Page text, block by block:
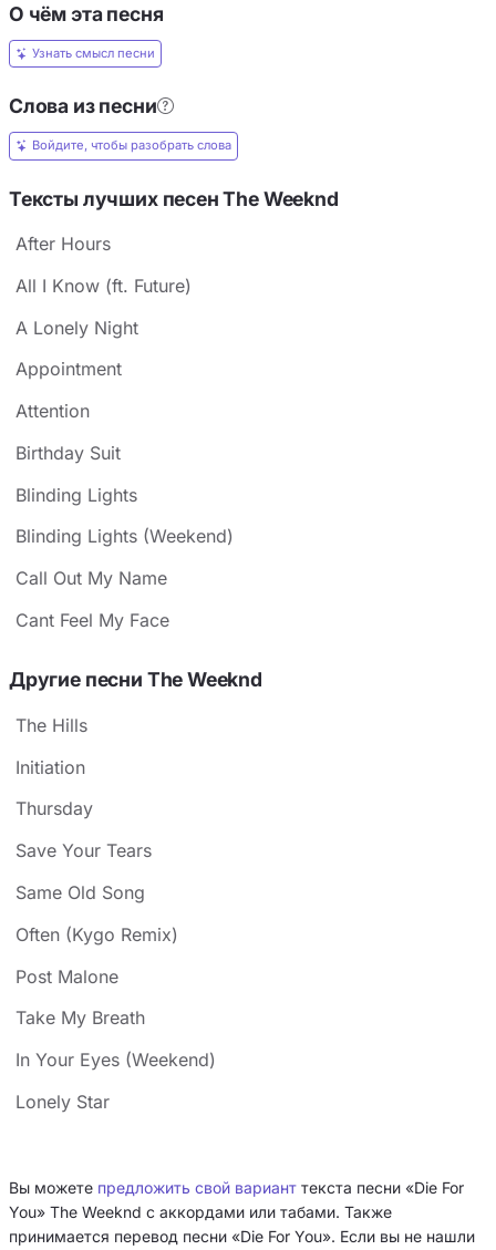
О чём эта песня
Узнать смысл песни
Слова из песни
Войдите, чтобы разобрать слова
Тексты лучших песен The Weeknd
After Hours
All I Know (ft. Future)
A Lonely Night
Appointment
Attention
Birthday Suit
Blinding Lights
Blinding Lights (Weekend)
Call Out My Name
Cant Feel My Face
Другие песни The Weeknd
The Hills
Initiation
Thursday
Save Your Tears
Same Old Song
Often (Kygo Remix)
Post Malone
Take My Breath
In Your Eyes (Weekend)
Lonely Star
Вы можете предложить свой вариант текста песни «Die For
You» The Weeknd с аккордами или табами. Также
принимается перевод песни «Die For You». Если вы не нашли